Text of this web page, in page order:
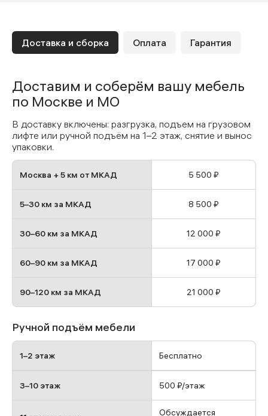
Доставка и сборка Оплата Гарантия
Доставим и соберём вашу мебель
по Москве и МО
В доставку включены: разгрузка, подъем на грузовом
лифте или ручной подъём на 1–2 этаж, снятие и вынос
упаковки.
Москва + 5 км от МКАД
5–30 км за МКАД
30–60 км за МКАД
60–90 км за МКАД
90–120 км за МКАД
5 500 ₽
8 500 ₽
12 000 ₽
17 000 ₽
21 000 ₽
Ручной подъём мебели
1–2 этаж
3–10 этаж
Бесплатно
500 ₽/этаж
Обсуждается